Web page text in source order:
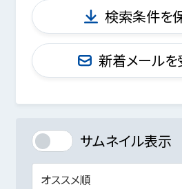
検索条件を
新着メールを
サムネイル表示